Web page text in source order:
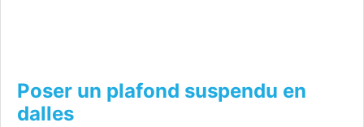
Poser un plafond suspendu en
dalles